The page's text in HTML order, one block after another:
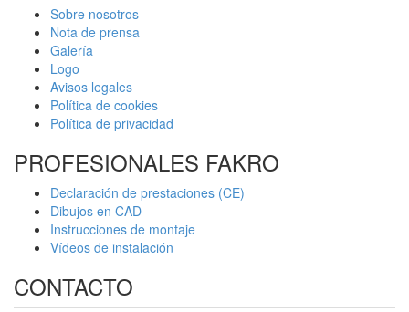
Sobre nosotros
Nota de prensa
Galería
Logo
Avisos legales
Política de cookies
Política de privacidad
PROFESIONALES FAKRO
Declaración de prestaciones (CE)
Dibujos en CAD
Instrucciones de montaje
Vídeos de instalación
CONTACTO